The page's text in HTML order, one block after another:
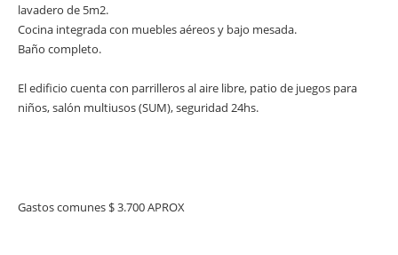
lavadero de 5m2.
Cocina integrada con muebles aéreos y bajo mesada.
Baño completo.
El edificio cuenta con parrilleros al aire libre, patio de juegos para
niños, salón multiusos (SUM), seguridad 24hs.
Gastos comunes $ 3.700 APROX